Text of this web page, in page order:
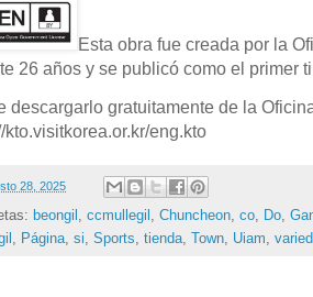
Esta obra fue creada por la
26 años y se publicó como el primer
descargarlo gratuitamente de la
kto.visitkorea.or.kr/eng.kto
28, 2025
beongil , ccmullegil , Chuncheon, co, Do,
, Página, si, Sports, tienda, Town, Uiam,